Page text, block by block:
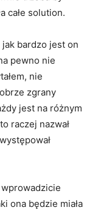
całe solution.
bardzo jest on
pewno nie
nie
zgrany
jest na różnym
raczej nazwał
ona będzie miała